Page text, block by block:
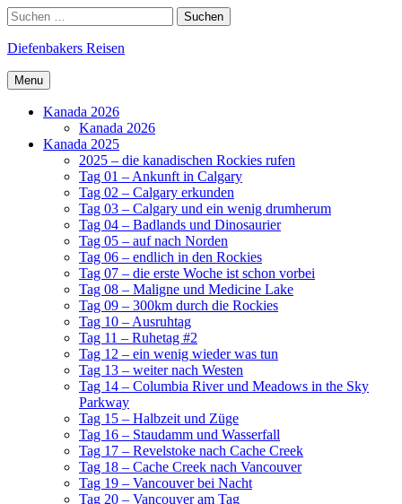
Skip
to
content
Search
Suchen
nach:
Diefenbakers Reisen
Menu
Kanada 2026
Kanada 2026
Kanada 2025
2025 – die kanadischen Rockies rufen
Tag 01 – Ankunft in Calgary
Tag 02 – Calgary erkunden
Tag 03 – Calgary und ein wenig drumherum
Tag 04 – Badlands und Dinosaurier
Tag 05 – auf nach Norden
Tag 06 – endlich in den Rockies
Tag 07 – die erste Woche ist schon vorbei
Tag 08 – Maligne und Medicine Lake
Tag 09 – 300km durch die Rockies
Tag 10 – Ausruhtag
Tag 11 – Ruhetag #2
Tag 12 – ein wenig wieder was tun
Tag 13 – weiter nach Westen
Tag 14 – Columbia River und Meadows in the Sky
Parkway
Tag 15 – Halbzeit und Züge
Tag 16 – Staudamm und Wasserfall
Tag 17 – Revelstoke nach Cache Creek
Tag 18 – Cache Creek nach Vancouver
Tag 19 – Vancouver bei Nacht
Tag 20 – Vancouver am Tag